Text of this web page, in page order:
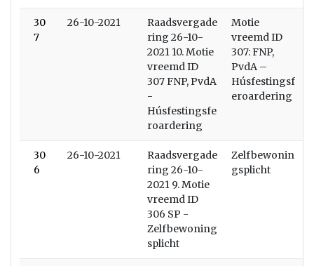
30
7
26-10-2021
Raadsvergade
ring 26-10-
2021 10. Motie
vreemd ID
307 FNP, PvdA
-
Húsfestingsfe
roardering
Motie
vreemd ID
307: FNP,
PvdA –
Húsfestingsf
eroardering
30
6
26-10-2021
Raadsvergade
ring 26-10-
2021 9. Motie
vreemd ID
306 SP -
Zelfbewoning
splicht
Zelfbewonin
gsplicht